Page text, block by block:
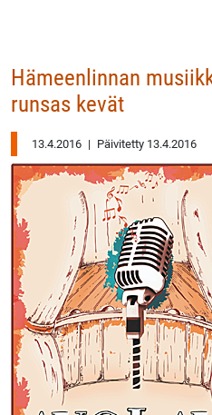
Hämeenlinnan
runsas kevät
13.4.2016 | Päivitetty 13.4.2016